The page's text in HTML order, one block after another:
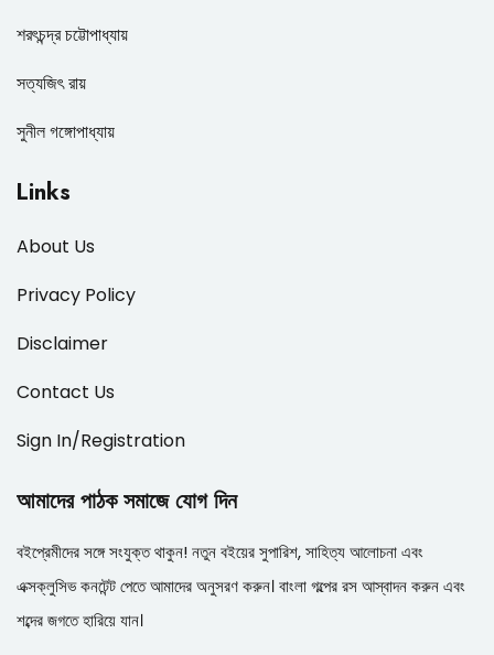
শরৎচন্দ্র চট্টোপাধ্যায়
সত্যজিৎ রায়
সুনীল গঙ্গোপাধ্যায়
Links
About Us
Privacy Policy
Disclaimer
Contact Us
Sign In/Registration
আমাদের পাঠক সমাজে যোগ দিন
বইপ্রেমীদের সঙ্গে সংযুক্ত থাকুন! নতুন বইয়ের সুপারিশ, সাহিত্য আলোচনা এবং
এক্সক্লুসিভ কনটেন্ট পেতে আমাদের অনুসরণ করুন। বাংলা গল্পের রস আস্বাদন করুন এবং
শব্দের জগতে হারিয়ে যান।